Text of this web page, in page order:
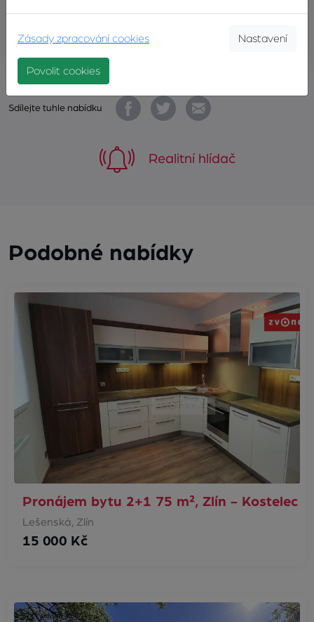
ODESLAT
Sdílejte tuhle nabídku
Realitní hlídač
Podobné nabídky
Pronájem bytu 2+1 75 m², Zlín - Kostelec
Lešenská, Zlín
15 000 Kč
Zásady zpracování cookies Nastavení
Povolit cookies